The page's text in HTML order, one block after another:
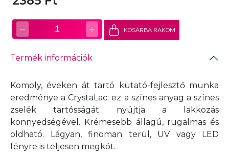
− 1 + KOSÁRBA RAKOM
Termék információk
Komoly, éveken át tartó kutató-fejlesztő munka
eredménye a CrystaLac: ez a színes anyag a színes
zselék tartósságát nyújtja a lakkozás
könnyedségével. Krémesebb állagú, rugalmas és
oldható. Lágyan, finoman terül, UV vagy LED
fényre is teljesen megköt.